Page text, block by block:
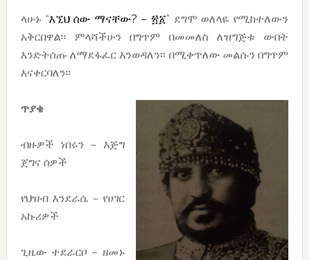
ላሁኑ “እኚህ ሰው ማናቸው? – ፳፩” ደግሞ ወለላዬ የሚከተለውን
አቅርበዋል፡፡ ምላሻችሁን በግጥም በመመለስ ለዝግጅቱ ውበት
እንድትሰጡ ለማደፋፈር እንወዳለን፡፡ በሚቀጥለው መልሱን በግጥም
እናቀርባለን፡፡
ጥያቄ
ብዙዎች ነበሩን – እጅግ
ጀግና ሰዎች
የህዝብ እንደራሴ – የሀገር
አኩሪዎች
ጊዜው ተደራርቦ – ዘመኑ